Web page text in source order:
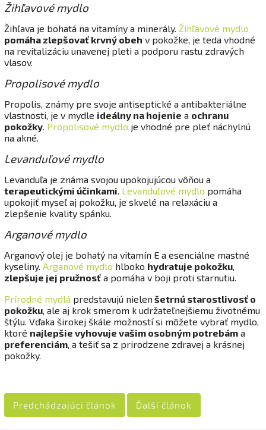
Žihľavové mydlo
Žihľava je bohatá na vitamíny a minerály. Žihľavové mydlo
pomáha zlepšovať krvný obeh v pokožke, je teda vhodné
na revitalizáciu unavenej pleti a podporu rastu zdravých
vlasov.
Propolisové mydlo
Propolis, známy pre svoje antiseptické a antibakteriálne
vlastnosti, je v mydle ideálny na hojenie a ochranu
pokožky. Propolisové mydlo je vhodné pre pleť náchylnú
na akné.
Levanduľové mydlo
Levanduľa je známa svojou upokojujúcou vôňou a
terapeutickými účinkami. Levanduľové mydlo pomáha
upokojiť myseľ aj pokožku, je skvelé na relaxáciu a
zlepšenie kvality spánku.
Arganové mydlo
Arganový olej je bohatý na vitamín E a esenciálne mastné
kyseliny. Arganové mydlo hlboko hydratuje pokožku,
zlepšuje jej pružnosť a pomáha v boji proti starnutiu.
Prírodné mydlá predstavujú nielenšetrnú starostlivosť o
pokožku, ale aj krok smerom k udržateľnejšiemu životnému
štýlu. Vďaka širokej škále možností si môžete vybrať mydlo,
ktoré najlepšie vyhovuje vašim osobným potrebám a
preferenciám, a tešiť sa z prirodzene zdravej a krásnej
pokožky.
Predchádzajúci článok Ďalší článok